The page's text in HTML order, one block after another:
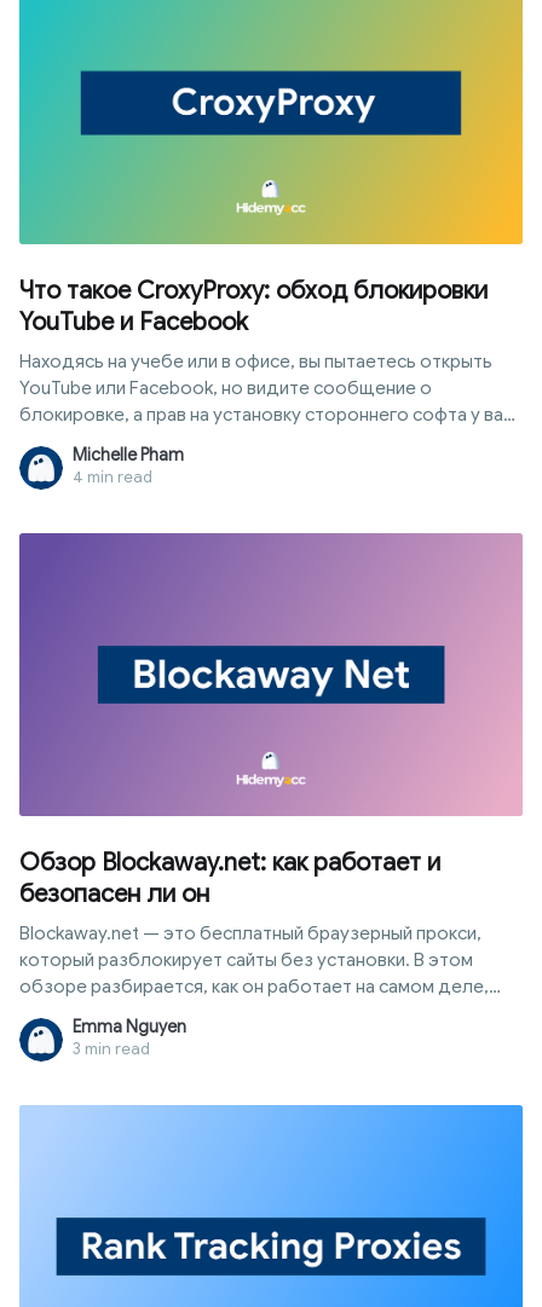
Что такое CroxyProxy: обход блокировки
YouTube и Facebook
Находясь на учебе или в офисе, вы пытаетесь открыть
YouTube или Facebook, но видите сообщение о
блокировке, а прав на установку стороннего софта у вас
нет? Croxyproxy — это веб-прокси, который позволяет
посещать заблокированные ресурсы прямо через
браузер без скачивания программ. В этой статье мы
Michelle Pham
4 min read
Обзор Blockaway.net: как работает и
безопасен ли он
Blockaway.net — это бесплатный браузерный прокси,
который разблокирует сайты без установки. В этом
обзоре разбирается, как он работает на самом деле,
что он защищает, а что нет, и когда нужен инструмент
для настоящей защиты цифровой личности
Emma Nguyen
3 min read